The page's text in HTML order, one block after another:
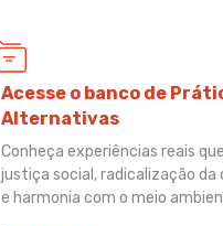
Acesse o banco de
Alternativas
Conheça experiências reais
justiça social, radicalização da
e harmonia com o meio